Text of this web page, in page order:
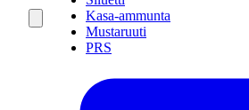
Kasa-ammunta
Mustaruuti
PRS